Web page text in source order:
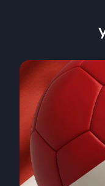
Цена
выбранной
сайте
Не упустите шанс
события! Билеты
для уверенности
ярких матчей РПЛ